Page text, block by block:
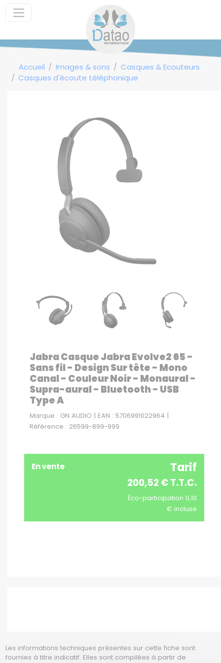
Accueil Images & sons
Casques & Ecouteurs
Casques d'écoute téléphonique
Jabra Casque Jabra Evolve2 65 -
Sans fil - Design Sur tête - Mono
Canal - Couleur Noir - Monaural -
Supra-aural - Bluetooth - USB
Type A
Marque : GN AUDIO | EAN : 5706991022964 |
Référence : 26599-899-999
En vente Tarif
200,52 € T.T.C.
Éco-participation 0,10
€ incluse
Les informations techniques présentes sur cette fiche sont
fournies à titre indicatif. Elles sont compilées à partir de
Panneau de gestion des cookies